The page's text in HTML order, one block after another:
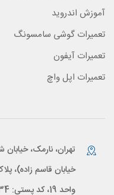
آموزش اندروید
تعمیرات گوشی سامسونگ
تعمیرات آیفون
تعمیرات اپل واچ
تهران، نارمک،
واحد 19، کد پستی: 1646668634